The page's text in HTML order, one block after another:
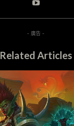
- 廣告 -
Related Articles